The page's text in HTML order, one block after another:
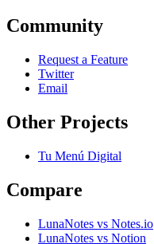
Community
Request a Feature
Twitter
Email
Other Projects
Tu Menú Digital
Compare
LunaNotes vs Notes.io
LunaNotes vs Notion